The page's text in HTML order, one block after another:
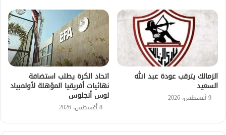
الزمالك يترقب عودة عبد الله
السعيد
9 أغسطس، 2026
اتحاد الكرة يطلب استضافة
نهائيات أفريقيا المؤهلة لأولمبياد
لوس أنجلوس
8 أغسطس، 2026